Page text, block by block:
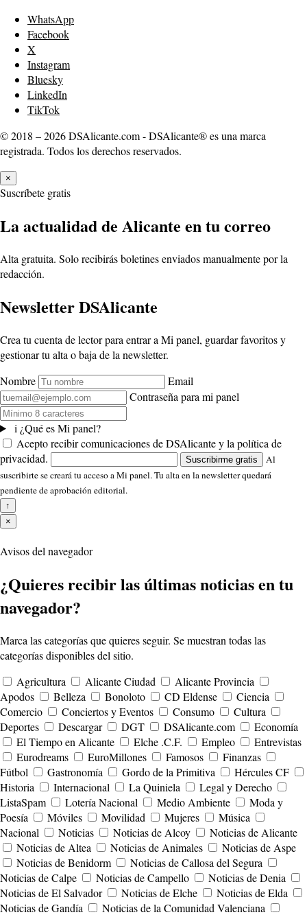
WhatsApp
Facebook
X
Instagram
Bluesky
LinkedIn
TikTok
© 2018 – 2026 DSAlicante.com - DSAlicante® es una marca
registrada. Todos los derechos reservados.
×
Suscríbete gratis
La actualidad de Alicante en tu correo
Alta gratuita. Solo recibirás boletines enviados manualmente por la
redacción.
Newsletter DSAlicante
Crea tu cuenta de lector para entrar a Mi panel, guardar favoritos y
gestionar tu alta o baja de la newsletter.
Nombre
Email
Contraseña para mi panel
i ¿Qué es Mi panel?
Acepto recibir comunicaciones de DSAlicante y la política de
privacidad.
Suscribirme gratis
Al
suscribirte se creará tu acceso a Mi panel. Tu alta en la newsletter quedará
pendiente de aprobación editorial.
↑
×
Avisos del navegador
¿Quieres recibir las últimas noticias en tu
navegador?
Marca las categorías que quieres seguir. Se muestran todas las
categorías disponibles del sitio.
Agricultura
Alicante Ciudad
Alicante Provincia
Apodos
Belleza Bonoloto CD Eldense
Ciencia
Comercio
Conciertos y Eventos Consumo
Cultura
Deportes
Descargar DGT DSAlicante.com
Economía
El Tiempo en Alicante
Elche .C.F. Empleo
Entrevistas
Eurodreams
EuroMillones Famosos
Finanzas
Fútbol
Gastronomía Gordo de la Primitiva
Hércules CF
Historia
Internacional La Quiniela
Legal y Derecho
ListaSpam
Lotería Nacional Medio Ambiente
Moda y
Poesía
Móviles Movilidad Mujeres
Música
Nacional
Noticias Noticias de Alcoy
Noticias de Alicante
Noticias de Altea
Noticias de Animales
Noticias de Aspe
Noticias de Benidorm
Noticias de Callosa del Segura
Noticias de Calpe
Noticias de Campello
Noticias de Denia
Noticias de El Salvador
Noticias de Elche
Noticias de Elda
Noticias de Gandía
Noticias de la Comunidad Valenciana